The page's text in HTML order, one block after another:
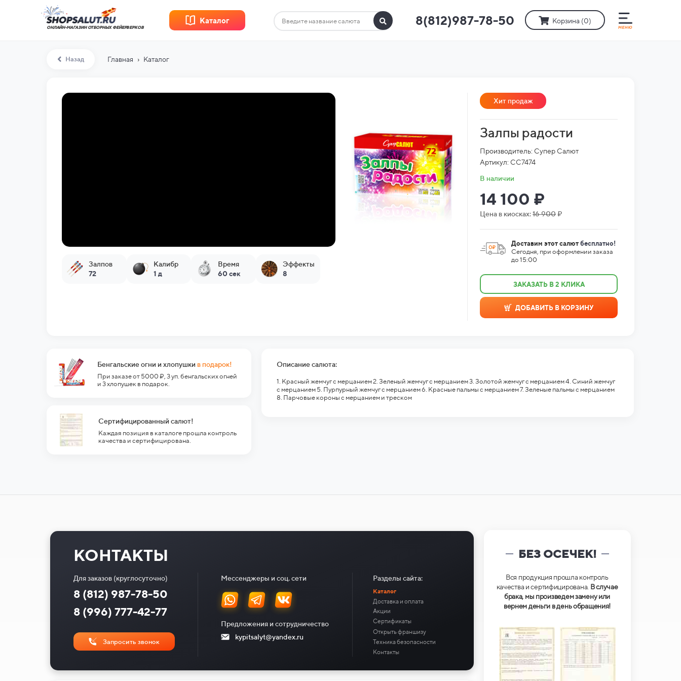
ОНЛАЙН-МАГАЗИН ОТБОРНЫХ ФЕЙЕРВЕРКОВ 8(812)987-78-50 Корзина (0)
Каталог
Назад Главная › Каталог
Залпов
72
Калибр
1 д
Время
60 сек
Эффекты
8
Хит продаж
Залпы радости
Производитель: Супер Салют
Артикул: СС7474
В наличии
14 100 ₽
Цена в киосках:16 900₽
Доставим этот салют бесплатно!
Сегодня, при оформлении заказа
до 15:00
ЗАКАЗАТЬ В 2 КЛИКА
ДОБАВИТЬ В КОРЗИНУ
Бенгальские огни и хлопушки в подарок!
При заказе от 5000 ₽, 3 уп. бенгальских огней
и 3 хлопушек в подарок.
Сертифицированный салют!
Каждая позиция в каталоге прошла контроль
качества и сертифицирована.
Описание салюта:
1. Красный жемчуг с мерцанием 2. Зеленый жемчуг с мерцанием 3. Золотой жемчуг с мерцанием 4. Синий жемчуг
с мерцанием 5. Пурпурный жемчуг с мерцанием 6. Красные пальмы с мерцанием 7. Зеленые пальмы с мерцанием
8. Парчовые короны с мерцанием и треском
БЕЗ ОСЕЧЕК!
Вся продукция прошла контроль
качества и сертифицирована. В случае
брака, мы произведем замену или
вернем деньги в день обращения!
КОНТАКТЫ
Для заказов (круглосуточно)
8 (996) 777-42-77
8 (812) 987-78-50
Запросить звонок
Мессенджеры и соц. сети
Предложения и сотрудничество
kypitsalyt@yandex.ru
Разделы сайта:
Каталог
Техника безопасности
Доставка и оплата
Акции
Сертификаты
Открыть франшизу
Контакты